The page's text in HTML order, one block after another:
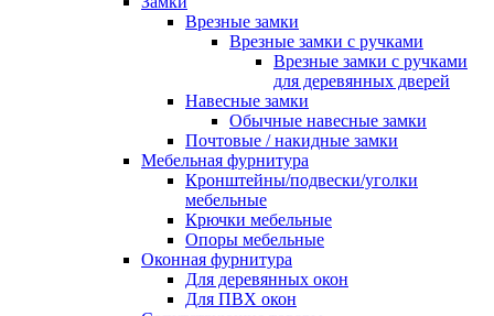
Врезные замки
Врезные замки с ручками
Врезные замки с ручками
для деревянных дверей
Навесные замки
Обычные навесные замки
Почтовые / накидные замки
Мебельная фурнитура
Кронштейны/подвески/уголки
мебельные
Крючки мебельные
Опоры мебельные
Оконная фурнитура
Для деревянных окон
Для ПВХ окон